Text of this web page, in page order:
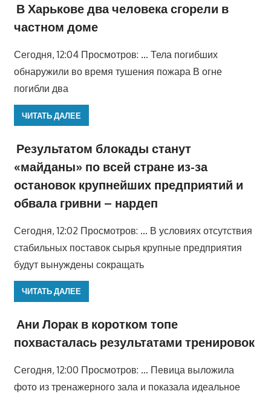
В Харькове два человека сгорели в
частном доме
Сегодня, 12:04 Просмотров: … Тела погибших
обнаружили во время тушения пожара В огне
погибли два
ЧИТАТЬ ДАЛЕЕ
Результатом блокады станут
«майданы» по всей стране из-за
остановок крупнейших предприятий и
обвала гривни – нардеп
Сегодня, 12:02 Просмотров: … В условиях отсутствия
стабильных поставок сырья крупные предприятия
будут вынуждены сокращать
ЧИТАТЬ ДАЛЕЕ
Ани Лорак в коротком топе
похвасталась результатами тренировок
Сегодня, 12:00 Просмотров: … Певица выложила
фото из тренажерного зала и показала идеальное